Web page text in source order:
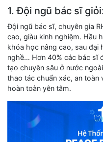
1. Đội ngũ bác sĩ
Đội ngũ bác sĩ, chuyên gia
cao, giàu kinh nghiệm. Hầu
khóa học nâng cao, sau đại
nghề… Hơn 40% các bác sĩ
tạo chuyên sâu ở nước
thao tác chuẩn xác, an toàn
hoàn toàn yên tâm.